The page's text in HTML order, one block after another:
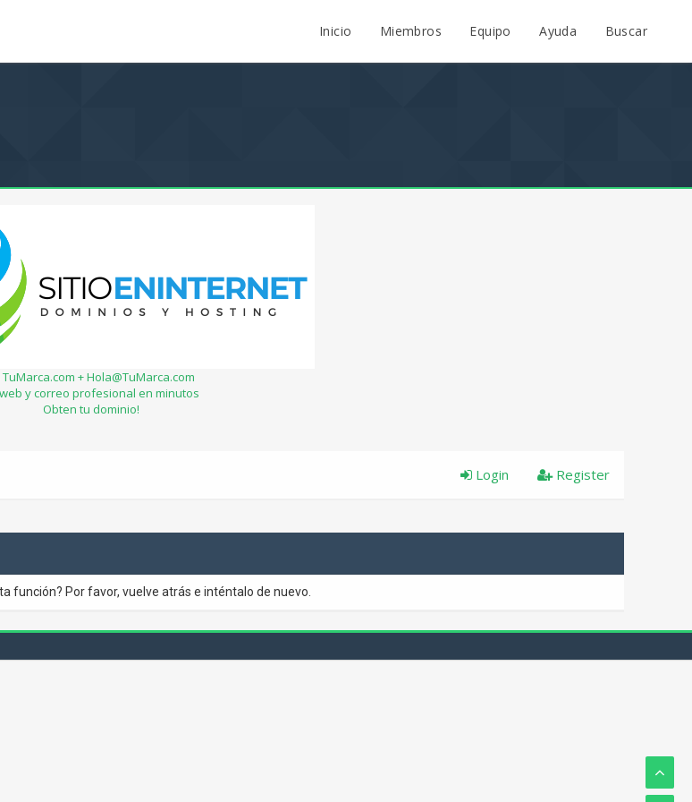
Inicio Miembros Equipo Ayuda Buscar
TuMarca.com + Hola@TuMarca.com
y correo profesional en minutos
Obten tu dominio!
Register
Login
función? Por favor, vuelve atrás e inténtalo de nuevo.